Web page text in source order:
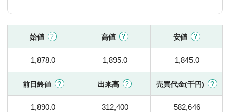
始値 高値 安値
1,878.0 1,895.0 1,845.0
前日終値 出来高 売買代金(千円)
1,890.0 312,400 582,646